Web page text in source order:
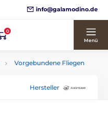
info@galamodino.de
0
Menü
Vorgebundene Fliegen
Hersteller